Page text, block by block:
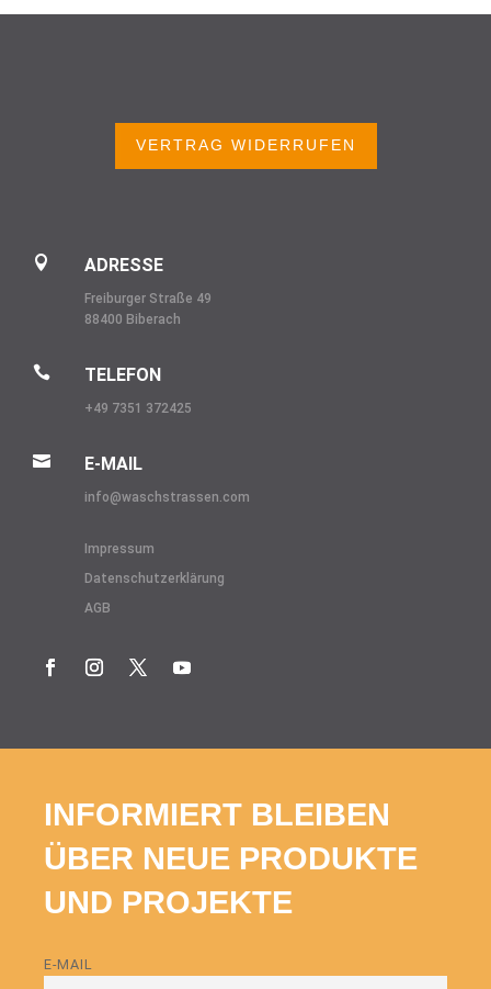
VERTRAG WIDERRUFEN
 ADRESSE
Freiburger Straße 49
88400 Biberach
 TELEFON
+49 7351 372425
 E-MAIL
info@waschstrassen.com
Impressum
Datenschutzerklärung
AGB
INFORMIERT BLEIBEN
ÜBER NEUE PRODUKTE
UND PROJEKTE
E-MAIL